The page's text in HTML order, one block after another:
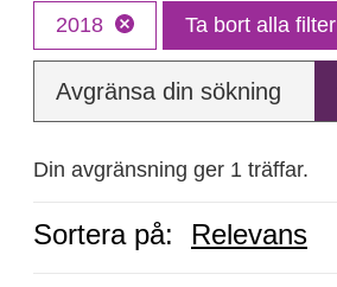
2018 Ta bort alla filter
Avgränsa din sökning
Din avgränsning ger 1 träffar.
Sortera på: Relevans